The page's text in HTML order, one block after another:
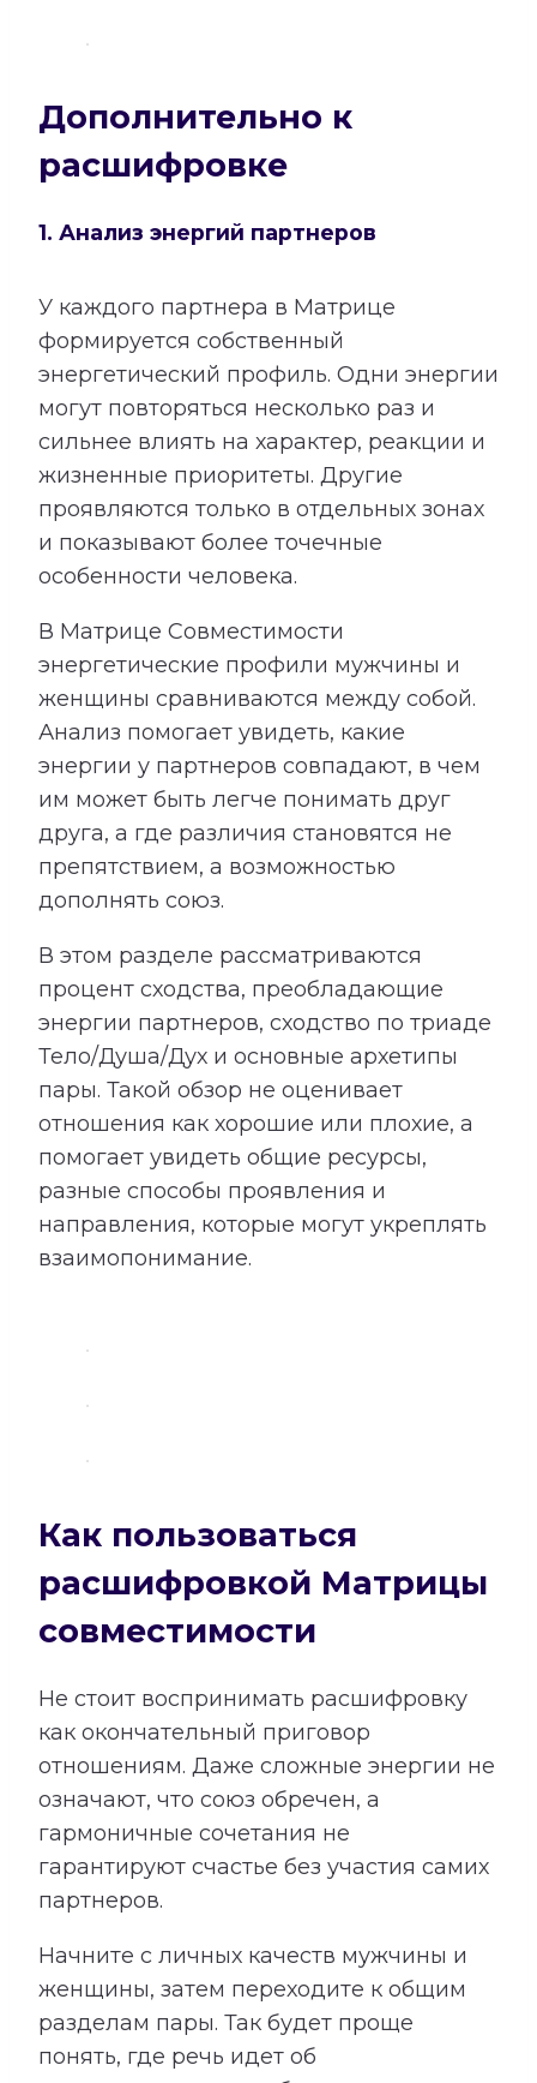
Дополнительно к
расшифровке
1. Анализ энергий партнеров
У каждого партнера в Матрице
формируется собственный
энергетический профиль. Одни энергии
могут повторяться несколько раз и
сильнее влиять на характер, реакции и
жизненные приоритеты. Другие
проявляются только в отдельных зонах
и показывают более точечные
особенности человека.
В Матрице Совместимости
энергетические профили мужчины и
женщины сравниваются между собой.
Анализ помогает увидеть, какие
энергии у партнеров совпадают, в чем
им может быть легче понимать друг
друга, а где различия становятся не
препятствием, а возможностью
дополнять союз.
В этом разделе рассматриваются
процент сходства, преобладающие
энергии партнеров, сходство по триаде
Тело/Душа/Дух и основные архетипы
пары. Такой обзор не оценивает
отношения как хорошие или плохие, а
помогает увидеть общие ресурсы,
разные способы проявления и
направления, которые могут укреплять
взаимопонимание.
Как пользоваться
расшифровкой Матрицы
совместимости
Не стоит воспринимать расшифровку
как окончательный приговор
отношениям. Даже сложные энергии не
означают, что союз обречен, а
гармоничные сочетания не
гарантируют счастье без участия самих
партнеров.
Начните с личных качеств мужчины и
женщины, затем переходите к общим
разделам пары. Так будет проще
понять, где речь идет об